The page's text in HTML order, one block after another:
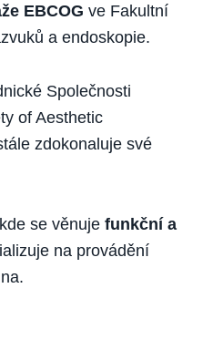
EBCOG ve Fakultní
a endoskopie.
Společnosti
of Aesthetic
zdokonaluje své
se věnuje funkční a
na provádění